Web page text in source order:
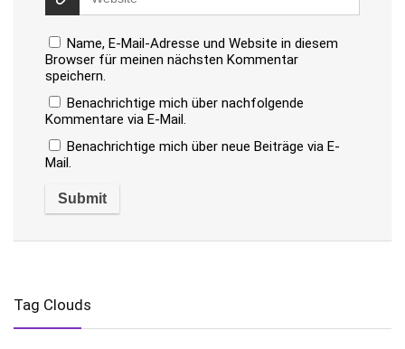
Name, E-Mail-Adresse und Website in diesem
Browser für meinen nächsten Kommentar
speichern.
Benachrichtige mich über nachfolgende
Kommentare via E-Mail.
Benachrichtige mich über neue Beiträge via E-
Mail.
Tag Clouds